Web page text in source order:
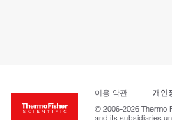
이용 약관 개인
© 2006-2026 Thermo
and its subsidiaries